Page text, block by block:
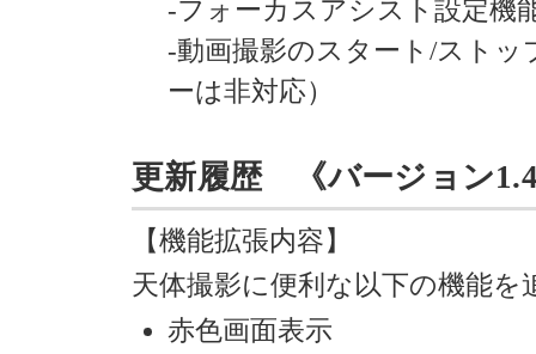
-フォーカスアシスト設定機
-動画撮影のスタート/スト
ーは非対応）
更新履歴 《バージョン
【機能拡張内容】
天体撮影に便利な以下の機能を
赤色画面表示